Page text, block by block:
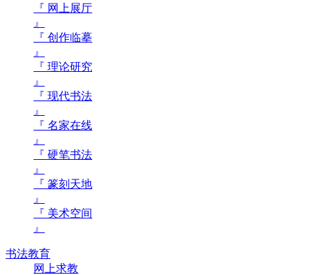
『 网上展厅
』
『 创作临摹
』
『 理论研究
』
『 现代书法
』
『 名家在线
』
『 硬笔书法
』
『 篆刻天地
』
『 美术空间
』
书法教育
网上求教